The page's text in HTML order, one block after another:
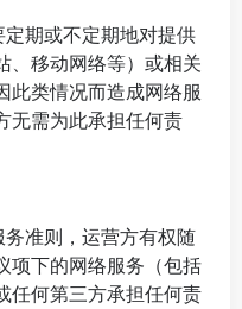
期或不定期地对提供
、移动网络等）或相关
此类情况而造成网络服
无需为此承担任何责
准则，运营方有权随
项下的网络服务（包括
任何第三方承担任何责